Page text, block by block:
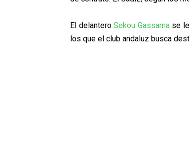
El delanteroSekou Gassamase
los que el club andaluz busca